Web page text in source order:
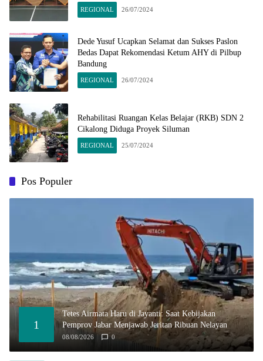
REGIONAL 26/07/2024
Dede Yusuf Ucapkan Selamat dan Sukses Paslon
Bedas Dapat Rekomendasi Ketum AHY di Pilbup
Bandung
REGIONAL 26/07/2024
Rehabilitasi Ruangan Kelas Belajar (RKB) SDN 2
Cikalong Diduga Proyek Siluman
REGIONAL 25/07/2024
Pos Populer
1
Tetes Airmata Haru di Jayanti: Saat Kebijakan
Pemprov Jabar Menjawab Jeritan Ribuan Nelayan
08/08/2026 0